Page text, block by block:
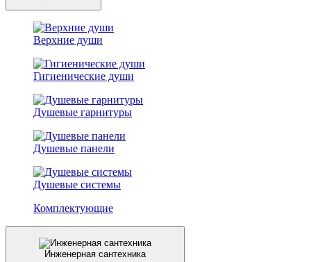
Верхние души
Гигиенические души
Душевые гарнитуры
Душевые панели
Душевые системы
Комплектующие
Инженерная сантехника